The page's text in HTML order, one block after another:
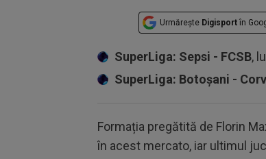
Urmărește Digisport în
SuperLiga: Sepsi - FCSB,
SuperLiga: Botoșani -
Formația pregătită de Florin
în acest mercato, iar ultimul